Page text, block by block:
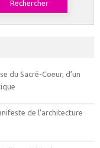
du Sacré-Coeur, d’un
de l’architecture